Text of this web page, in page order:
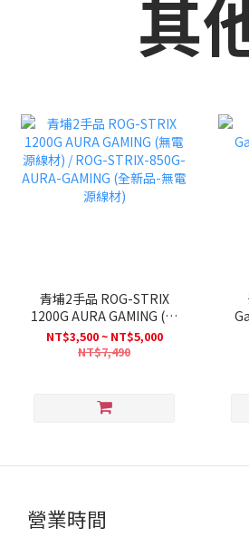
其
青埔2手品 ROG-STRIX
1200G AURA GAMING (無
電源線材) / ROG-STRIX-
850G-AURA-GAMING (全
NT$3,500 ~ NT$5,000
NT$7,490
營業時間